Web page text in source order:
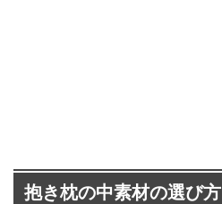
抱き枕の中素材の選び方